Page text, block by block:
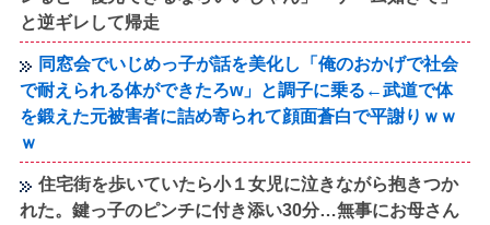
と逆ギレして帰走
同窓会でいじめっ子が話を美化し「俺のおかげで社会
で耐えられる体ができたろw」と調子に乗る←武道で体
を鍛えた元被害者に詰め寄られて顔面蒼白で平謝りｗｗ
ｗ
住宅街を歩いていたら小１女児に泣きながら抱きつか
れた。鍵っ子のピンチに付き添い30分…無事にお母さん